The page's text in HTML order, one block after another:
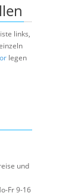
links,
legen
und
Fr 9-16